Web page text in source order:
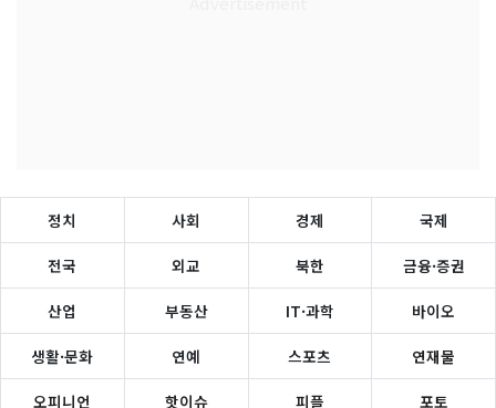
정치 사회 경제 국제
전국 외교 북한 금융·증권
산업 부동산 IT·과학 바이오
생활·문화 연예 스포츠 연재물
오피니언 핫이슈 피플 포토